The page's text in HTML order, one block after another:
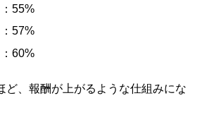
55%
57%
60%
ど、報酬が上がるような仕組みにな